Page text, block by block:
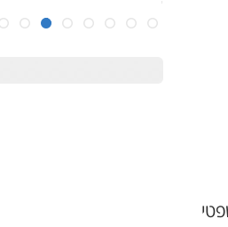
26 שופטים ורשמים נוספים